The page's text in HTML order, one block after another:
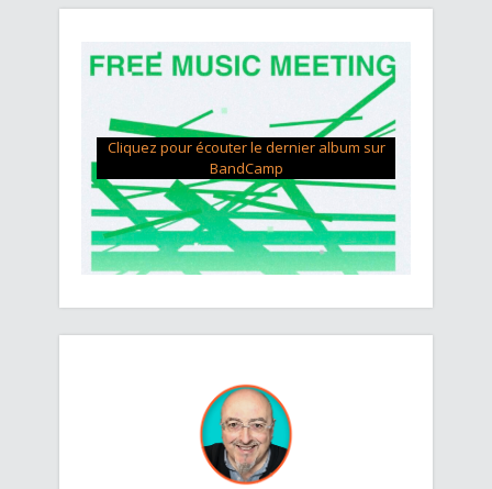
Cliquez pour écouter le dernier album sur
BandCamp